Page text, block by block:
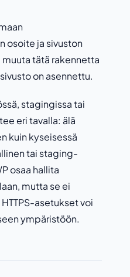
osoite ja sivuston
muuta tätä rakennetta
on asennettu.
stagingissa tai
eri tavalla: älä
kuin kyseisessä
tai staging-
osaa hallita
mutta se ei
asetukset voi
ympäristöön.